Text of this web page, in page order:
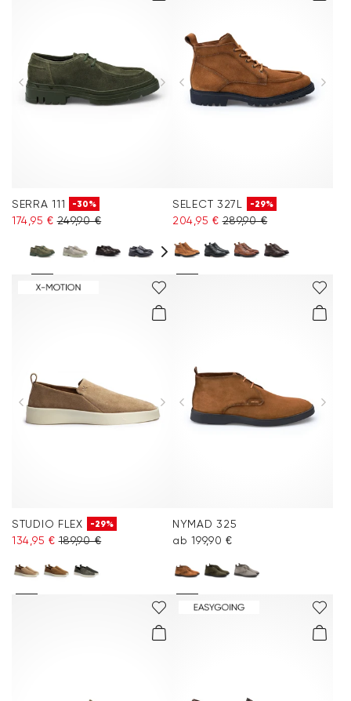
SERRA 111 -30%
174,95 € 249,90 €
SELECT 327L -29%
204,95 € 289,90 €
STUDIO FLEX -29%
134,95 € 189,90 €
NYMAD 325
ab 199,90 €